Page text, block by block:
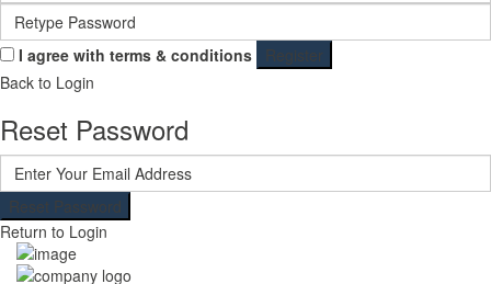
I agree with terms & conditions
Register
Back to Login
Reset Password
Reset Password
Return to Login